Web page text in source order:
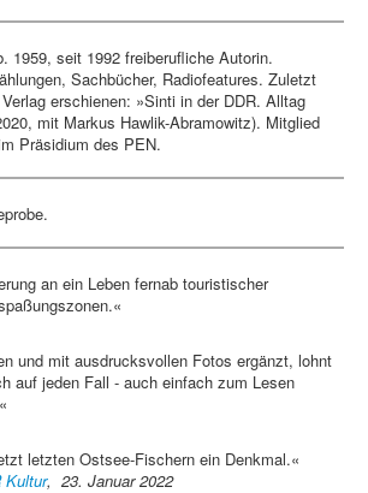
1959, seit 1992 freiberufliche Autorin.
Sachbücher, Radiofeatures. Zuletzt
erschienen: »Sinti in der DDR. Alltag
mit Markus Hawlik-Abramowitz). Mitglied
Präsidium des PEN.
an ein Leben fernab touristischer
und mit ausdrucksvollen Fotos ergänzt, lohnt
auf jeden Fall - auch einfach zum Lesen
letzten Ostsee-Fischern ein Denkmal.«
Kultur, 23. Januar 2022